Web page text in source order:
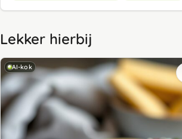
Lekker hierbij
AI-kok